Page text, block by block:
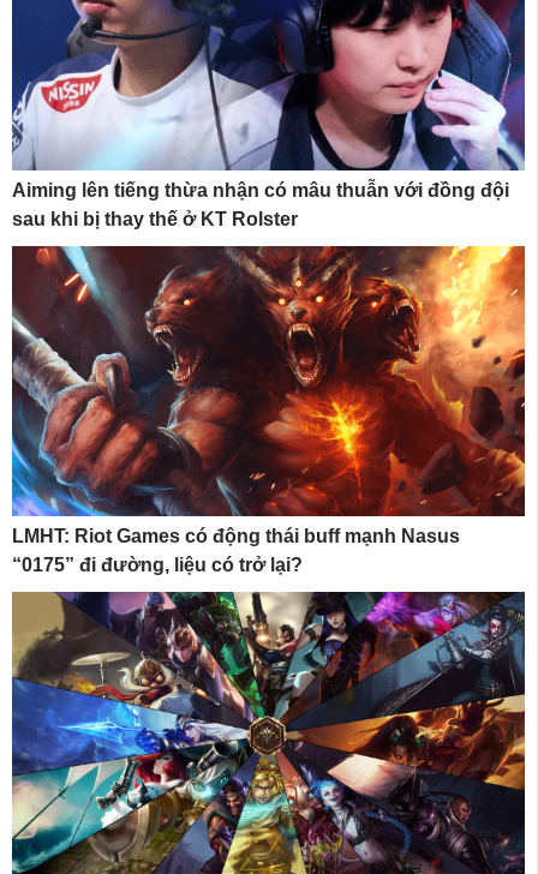
Aiming lên tiếng thừa nhận có mâu thuẫn với đồng đội
sau khi bị thay thế ở KT Rolster
LMHT: Riot Games có động thái buff mạnh Nasus
“0175” đi đường, liệu có trở lại?